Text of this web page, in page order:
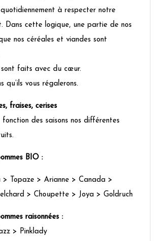
à respecter notre
Dans cette logique, une partie de nos
nos céréales et viandes sont
faits avec du cœur.
qu’ils vous régalerons.
fraises, cerises
fonction des saisons nos différentes
BIO :
> Topaze > Arianne > Canada >
> Choupette > Joya > Goldruch
raisonnées :
> Pinklady